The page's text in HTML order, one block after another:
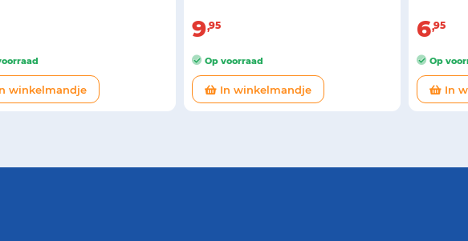
winkelmandje
9 95
Op voorraad
In winkelmandje
6 95
Op
In